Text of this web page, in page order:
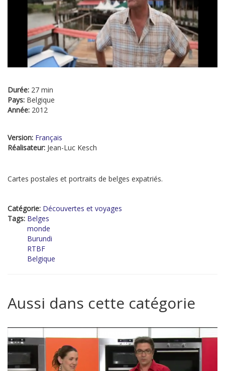
Durée: 27 min
Pays: Belgique
Année: 2012
Version: Français
Réalisateur: Jean-Luc Kesch
Cartes postales et portraits de belges expatriés.
Catégorie: Découvertes et voyages
Tags: Belges
monde
Burundi
RTBF
Belgique
Aussi dans cette catégorie